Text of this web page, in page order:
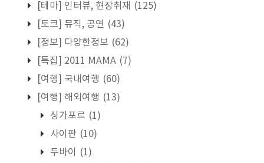
[테마] 인터뷰, 현장취재 (125)
[토크] 뮤직, 공연 (43)
[정보] 다양한정보 (62)
[특집] 2011 MAMA (7)
[여행] 국내여행 (60)
[여행] 해외여행 (13)
싱가포르 (1)
사이판 (10)
두바이
(1)